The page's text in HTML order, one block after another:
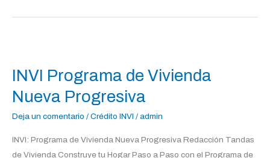
INVI Programa de Vivienda
Nueva Progresiva
Deja un comentario / Crédito INVI / admin
INVI: Programa de Vivienda Nueva Progresiva Redacción Tandas
de Vivienda Construye tu Hogar Paso a Paso con el Programa de
de
Vivienda
Nueva
Progresiva